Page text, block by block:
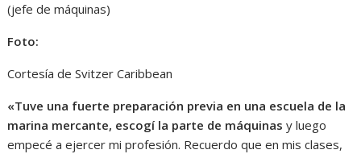
(jefe de máquinas)
Foto:
Cortesía de Svitzer Caribbean
«Tuve una fuerte preparación previa en una escuela de la
marina mercante, escogí la parte de máquinas y luego
empecé a ejercer mi profesión. Recuerdo que en mis clases,